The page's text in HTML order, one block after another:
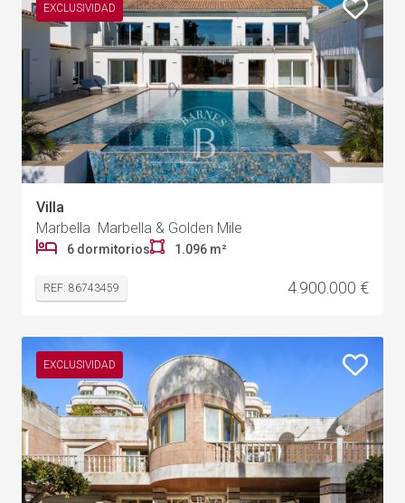
EXCLUSIVIDAD
Villa
Marbella Marbella & Golden Mile
6 dormitorios 1.096 m²
REF: 86743459 4.900.000 €
EXCLUSIVIDAD